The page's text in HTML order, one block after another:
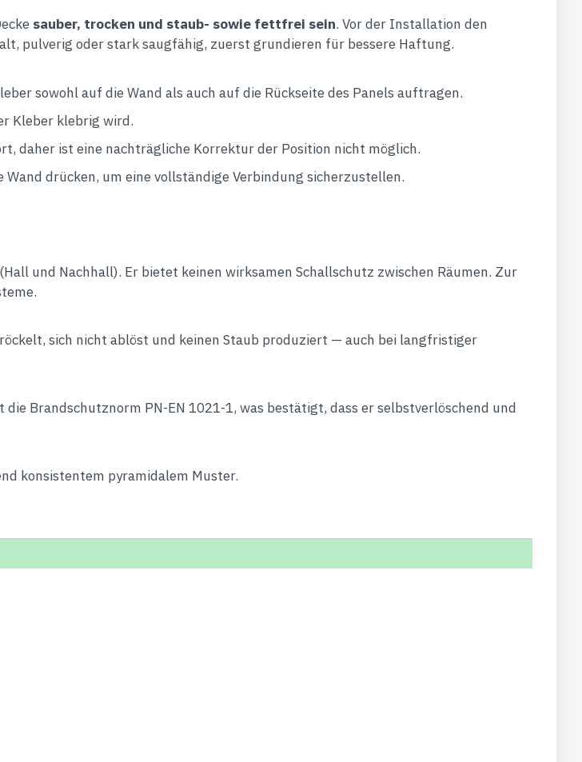
sauber, trocken und staub- sowie fettfrei sein. Vor der Installation den
pulverig oder stark saugfähig, zuerst grundieren für bessere Haftung.
sowohl auf die Wand als auch auf die Rückseite des Panels auftragen.
Kleber klebrig wird.
daher ist eine nachträgliche Korrektur der Position nicht möglich.
drücken, um eine vollständige Verbindung sicherzustellen.
und Nachhall). Er bietet keinen wirksamen Schallschutz zwischen Räumen. Zur
sich nicht ablöst und keinen Staub produziert — auch bei langfristiger
Brandschutznorm PN-EN 1021-1, was bestätigt, dass er selbstverlöschend und
konsistentem pyramidalem Muster.